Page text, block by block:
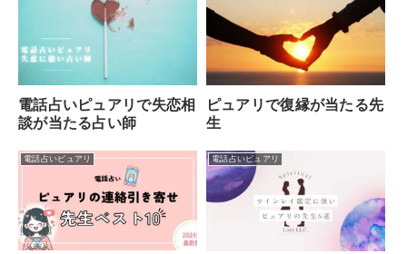
電話占いピュアリで失恋相
談が当たる占い師
ピュアリで復縁が当たる先
生
電話占いピュアリ 電話占いピュアリ